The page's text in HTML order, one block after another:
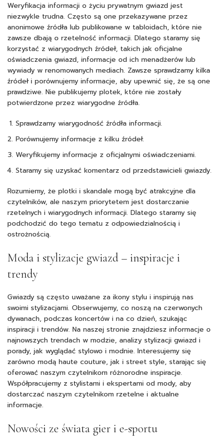
Weryfikacja informacji o życiu prywatnym gwiazd jest
niezwykle trudna. Często są one przekazywane przez
anonimowe źródła lub publikowane w tabloidach, które nie
zawsze dbają o rzetelność informacji. Dlatego staramy się
korzystać z wiarygodnych źródeł, takich jak oficjalne
oświadczenia gwiazd, informacje od ich menadżerów lub
wywiady w renomowanych mediach. Zawsze sprawdzamy kilka
źródeł i porównujemy informacje, aby upewnić się, że są one
prawdziwe. Nie publikujemy plotek, które nie zostały
potwierdzone przez wiarygodne źródła.
Sprawdzamy wiarygodność źródła informacji.
Porównujemy informacje z kilku źródeł.
Weryfikujemy informacje z oficjalnymi oświadczeniami.
Staramy się uzyskać komentarz od przedstawicieli gwiazdy.
Rozumiemy, że plotki i skandale mogą być atrakcyjne dla
czytelników, ale naszym priorytetem jest dostarczanie
rzetelnych i wiarygodnych informacji. Dlatego staramy się
podchodzić do tego tematu z odpowiedzialnością i
ostrożnością.
Moda i stylizacje gwiazd – inspiracje i
trendy
Gwiazdy są często uważane za ikony stylu i inspirują nas
swoimi stylizacjami. Obserwujemy, co noszą na czerwonych
dywanach, podczas koncertów i na co dzień, szukając
inspiracji i trendów. Na naszej stronie znajdziesz informacje o
najnowszych trendach w modzie, analizy stylizacji gwiazd i
porady, jak wyglądać stylowo i modnie. Interesujemy się
zarówno modą haute couture, jak i street style, starając się
oferować naszym czytelnikom różnorodne inspiracje.
Współpracujemy z stylistami i ekspertami od mody, aby
dostarczać naszym czytelnikom rzetelne i aktualne
informacje.
Nowości ze świata gier i e-sportu